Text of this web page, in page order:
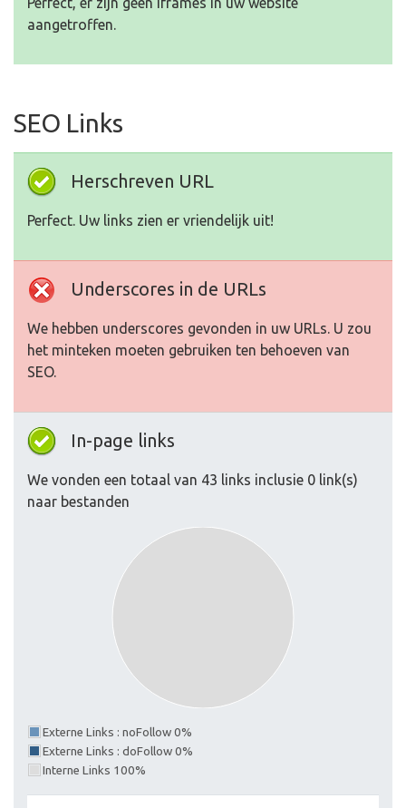
aangetroffen.
SEO Links
Herschreven URL
Perfect. Uw links zien er vriendelijk uit!
Underscores in de URLs
We hebben underscores gevonden in uw URLs. U zou
het minteken moeten gebruiken ten behoeven van
SEO.
In-page links
We vonden een totaal van 43 links inclusie 0 link(s)
naar bestanden
Externe Links : noFollow 0%
Externe Links : doFollow 0%
Interne Links 100%